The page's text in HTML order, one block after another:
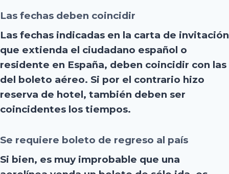
Las fechas deben coincidir
Las fechas indicadas en la carta de invitación
que extienda el ciudadano español o
residente en España, deben coincidir con las
del boleto aéreo. Si por el contrario hizo
reserva de hotel, también deben ser
coincidentes los tiempos.
Se requiere boleto de regreso al país
Si bien, es muy improbable que una